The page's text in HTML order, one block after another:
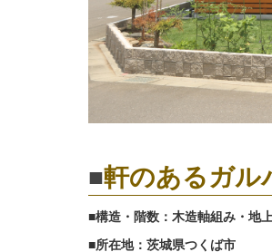
■軒のあるガル
■構造・階数：木造軸組み・地
■所在地：茨城県つくば市